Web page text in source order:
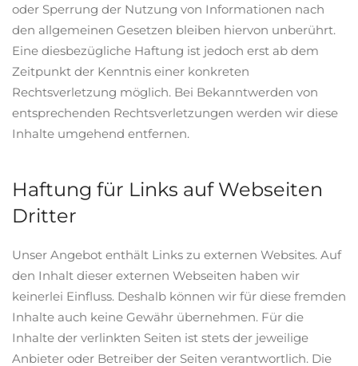
oder Sperrung der Nutzung von Informationen nach
den allgemeinen Gesetzen bleiben hiervon unberührt.
Eine diesbezügliche Haftung ist jedoch erst ab dem
Zeitpunkt der Kenntnis einer konkreten
Rechtsverletzung möglich. Bei Bekanntwerden von
entsprechenden Rechtsverletzungen werden wir diese
Inhalte umgehend entfernen.
Haftung für Links auf Webseiten
Dritter
Unser Angebot enthält Links zu externen Websites. Auf
den Inhalt dieser externen Webseiten haben wir
keinerlei Einfluss. Deshalb können wir für diese fremden
Inhalte auch keine Gewähr übernehmen. Für die
Inhalte der verlinkten Seiten ist stets der jeweilige
Anbieter oder Betreiber der Seiten verantwortlich. Die